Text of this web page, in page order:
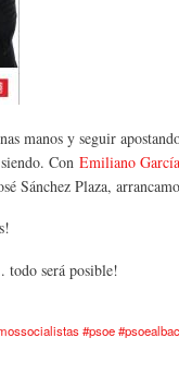
manos y seguir
Con Emiliano
Sánchez Plaza,
todo será posible!
#psoe